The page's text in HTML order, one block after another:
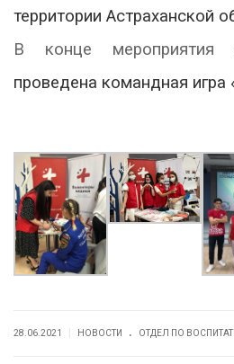
территории Астраханской
В конце мероприятия
проведена командная игра
28.06.2021 НОВОСТИ . ОТДЕЛ ПО